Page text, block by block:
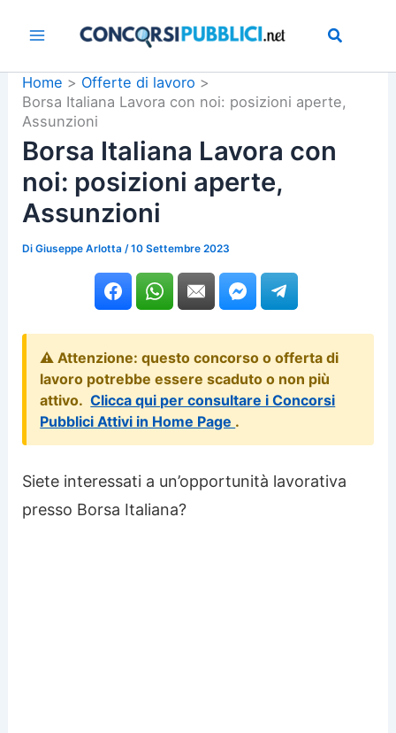
Home
Offerte di lavoro
Borsa Italiana Lavora con noi: posizioni aperte,
Assunzioni
Borsa Italiana Lavora con
noi: posizioni aperte,
Assunzioni
DiGiuseppe Arlotta /10 Settembre 2023
⚠️ Attenzione: questo concorso o offerta di
lavoro potrebbe essere scaduto o non più
attivo. Clicca qui per consultare i Concorsi
Pubblici Attivi in Home Page .
Siete interessati a un’opportunità lavorativa
presso Borsa Italiana?